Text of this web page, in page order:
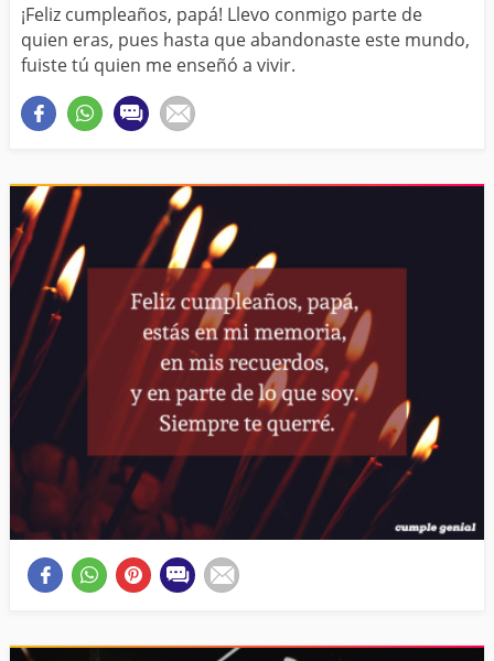
¡Feliz cumpleaños, papá! Llevo conmigo parte de
quien eras, pues hasta que abandonaste este mundo,
fuiste tú quien me enseñó a vivir.